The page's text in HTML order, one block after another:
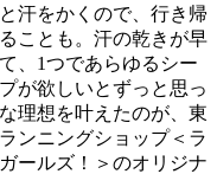
汗をかくので、行き帰
ことも。汗の乾きが早
、1つであらゆるシー
が欲しいとずっと思っ
理想を叶えたのが、東
ンニングショップ＜ラ
ールズ！＞のオリジナ